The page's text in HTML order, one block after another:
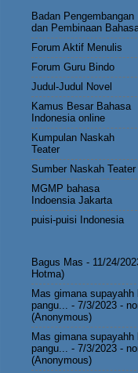
Badan Pengembangan
dan Pembinaan
Forum Aktif Menulis
Forum Guru Bindo
Judul-Judul Novel
Kamus Besar Bahasa
Indonesia online
Kumpulan Naskah
Teater
Sumber Naskah Teater
MGMP bahasa
Indoensia Jakarta
puisi-puisi Indonesia
Bagus Mas - 11/24/
Hotma)
Mas gimana
pangu... - 7/3/2023 -
(Anonymous)
Mas gimana
pangu... - 7/3/2023 -
(Anonymous)